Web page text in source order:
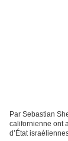
Par Sebastian
californienne ont
d’État